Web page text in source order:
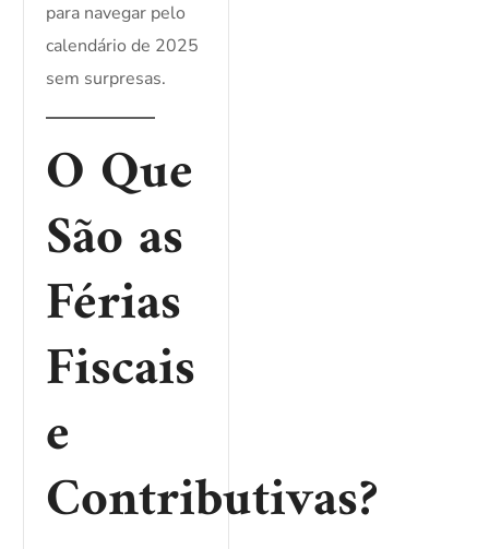
para navegar pelo
calendário de 2025
sem surpresas.
O Que
São as
Férias
Fiscais
e
Contributivas?